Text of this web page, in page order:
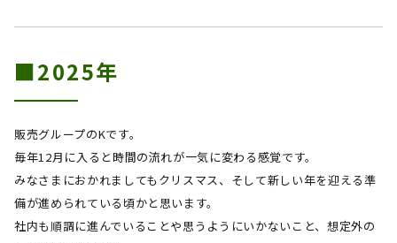
■2025年
販売グループのKです。
毎年12月に入ると時間の流れが一気に変わる感覚です。
みなさまにおかれましてもクリスマス、そして新しい年を迎える準
備が進められている頃かと思います。
社内も順調に進んでいることや思うようにいかないこと、想定外の